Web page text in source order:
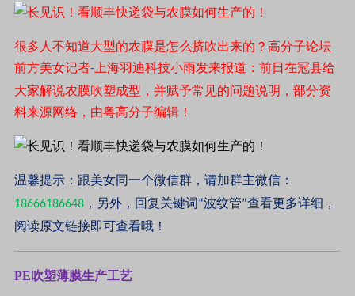
很多人不知道大型的农膜是怎么挤吹出来的？高分子论坛
前方美女记者- 上海羽迪科技小雨发来报道：前日在冠县给
大家解说农膜吹塑成型，并赋予常见的问题说明，部分资
料来源网络，由粤高分子编辑！
温馨提示：跟美女同一个微信群，请加群主微信：
18666186648 ，另外，回复关键词“波纹管”查看更多详细，
阅读原文链接即可查看哦！
PE吹塑薄膜生产工艺